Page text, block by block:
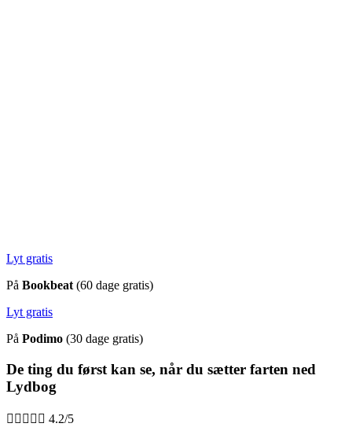
Lyt gratis
På Bookbeat (60 dage gratis)
Lyt gratis
På Podimo (30 dage gratis)
De ting du først kan se, når du sætter farten ned
Lydbog
     4.2/5